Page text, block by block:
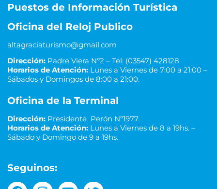
Puestos de Información Turística
Oficina del Reloj Publico
altagraciaturismo@gmail.com
Dirección: Padre Viera Nº2 – Tel: (03547) 428128
Horarios de Atención: Lunes a Viernes de 7:00 a 21:00 –
Sábados y Domingos de 8:00 a 21:00.
Oficina de la Terminal
Dirección: Presidente Perón Nº1977.
Horarios de Atención: Lunes a Viernes de 8 a 19hs. –
Sábado y Domingo de 9 a 19hs.
Seguinos: